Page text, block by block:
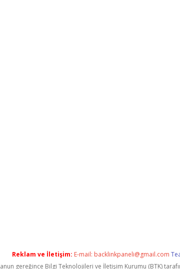
Reklam ve İletişim: E-mail: backlinkpaneli@gmail.com
gereğince Bilgi Teknolojileri ve İletişim Kurumu (BTK)